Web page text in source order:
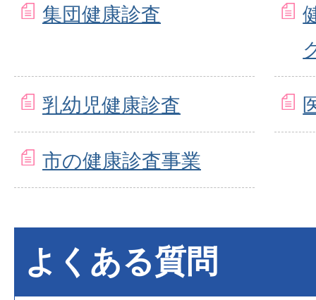
集団健康診査
乳幼児健康診査
市の健康診査事業
よくある質問